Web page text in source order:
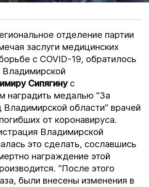
отделение партии
заслуги медицинских
с COVID-19, обратилось
Владимирской
Сипягинус
наградить медалью "За
Владимирской области" врачей
от коронавируса.
Владимирской
это сделать, сославшись
награждение этой
"После этого
были внесены изменения в